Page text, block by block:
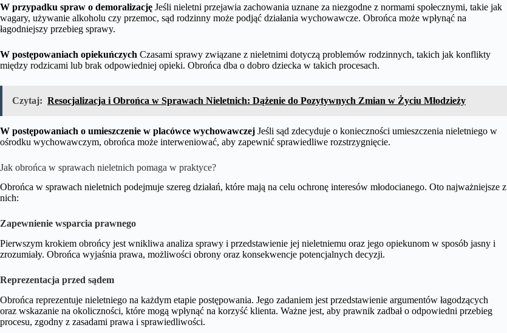
W przypadku spraw o demoralizację Jeśli nieletni przejawia zachowania uznane za niezgodne z normami społecznymi, takie jak
wagary, używanie alkoholu czy przemoc, sąd rodzinny może podjąć działania wychowawcze. Obrońca może wpłynąć na
łagodniejszy przebieg sprawy.
W postępowaniach opiekuńczych Czasami sprawy związane z nieletnimi dotyczą problemów rodzinnych, takich jak konflikty
między rodzicami lub brak odpowiedniej opieki. Obrońca dba o dobro dziecka w takich procesach.
Czytaj: Resocjalizacja i Obrońca w Sprawach Nieletnich: Dążenie do Pozytywnych Zmian w Życiu Młodzieży
W postępowaniach o umieszczenie w placówce wychowawczej Jeśli sąd zdecyduje o konieczności umieszczenia nieletniego w
ośrodku wychowawczym, obrońca może interweniować, aby zapewnić sprawiedliwe rozstrzygnięcie.
Jak obrońca w sprawach nieletnich pomaga w praktyce?
Obrońca w sprawach nieletnich podejmuje szereg działań, które mają na celu ochronę interesów młodocianego. Oto najważniejsze z
nich:
Zapewnienie wsparcia prawnego
Pierwszym krokiem obrońcy jest wnikliwa analiza sprawy i przedstawienie jej nieletniemu oraz jego opiekunom w sposób jasny i
zrozumiały. Obrońca wyjaśnia prawa, możliwości obrony oraz konsekwencje potencjalnych decyzji.
Reprezentacja przed sądem
Obrońca reprezentuje nieletniego na każdym etapie postępowania. Jego zadaniem jest przedstawienie argumentów łagodzących
oraz wskazanie na okoliczności, które mogą wpłynąć na korzyść klienta. Ważne jest, aby prawnik zadbał o odpowiedni przebieg
procesu, zgodny z zasadami prawa i sprawiedliwości.